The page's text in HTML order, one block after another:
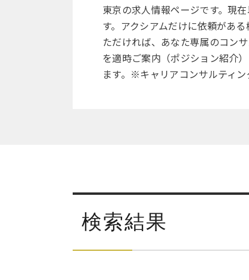
東京の求人情報ページです。現
す。アクシアムだけに依頼があ
ただければ、あなた専属のコン
を適時ご案内（ポジション紹介
ます。※キャリアコンサルティ
検索結果